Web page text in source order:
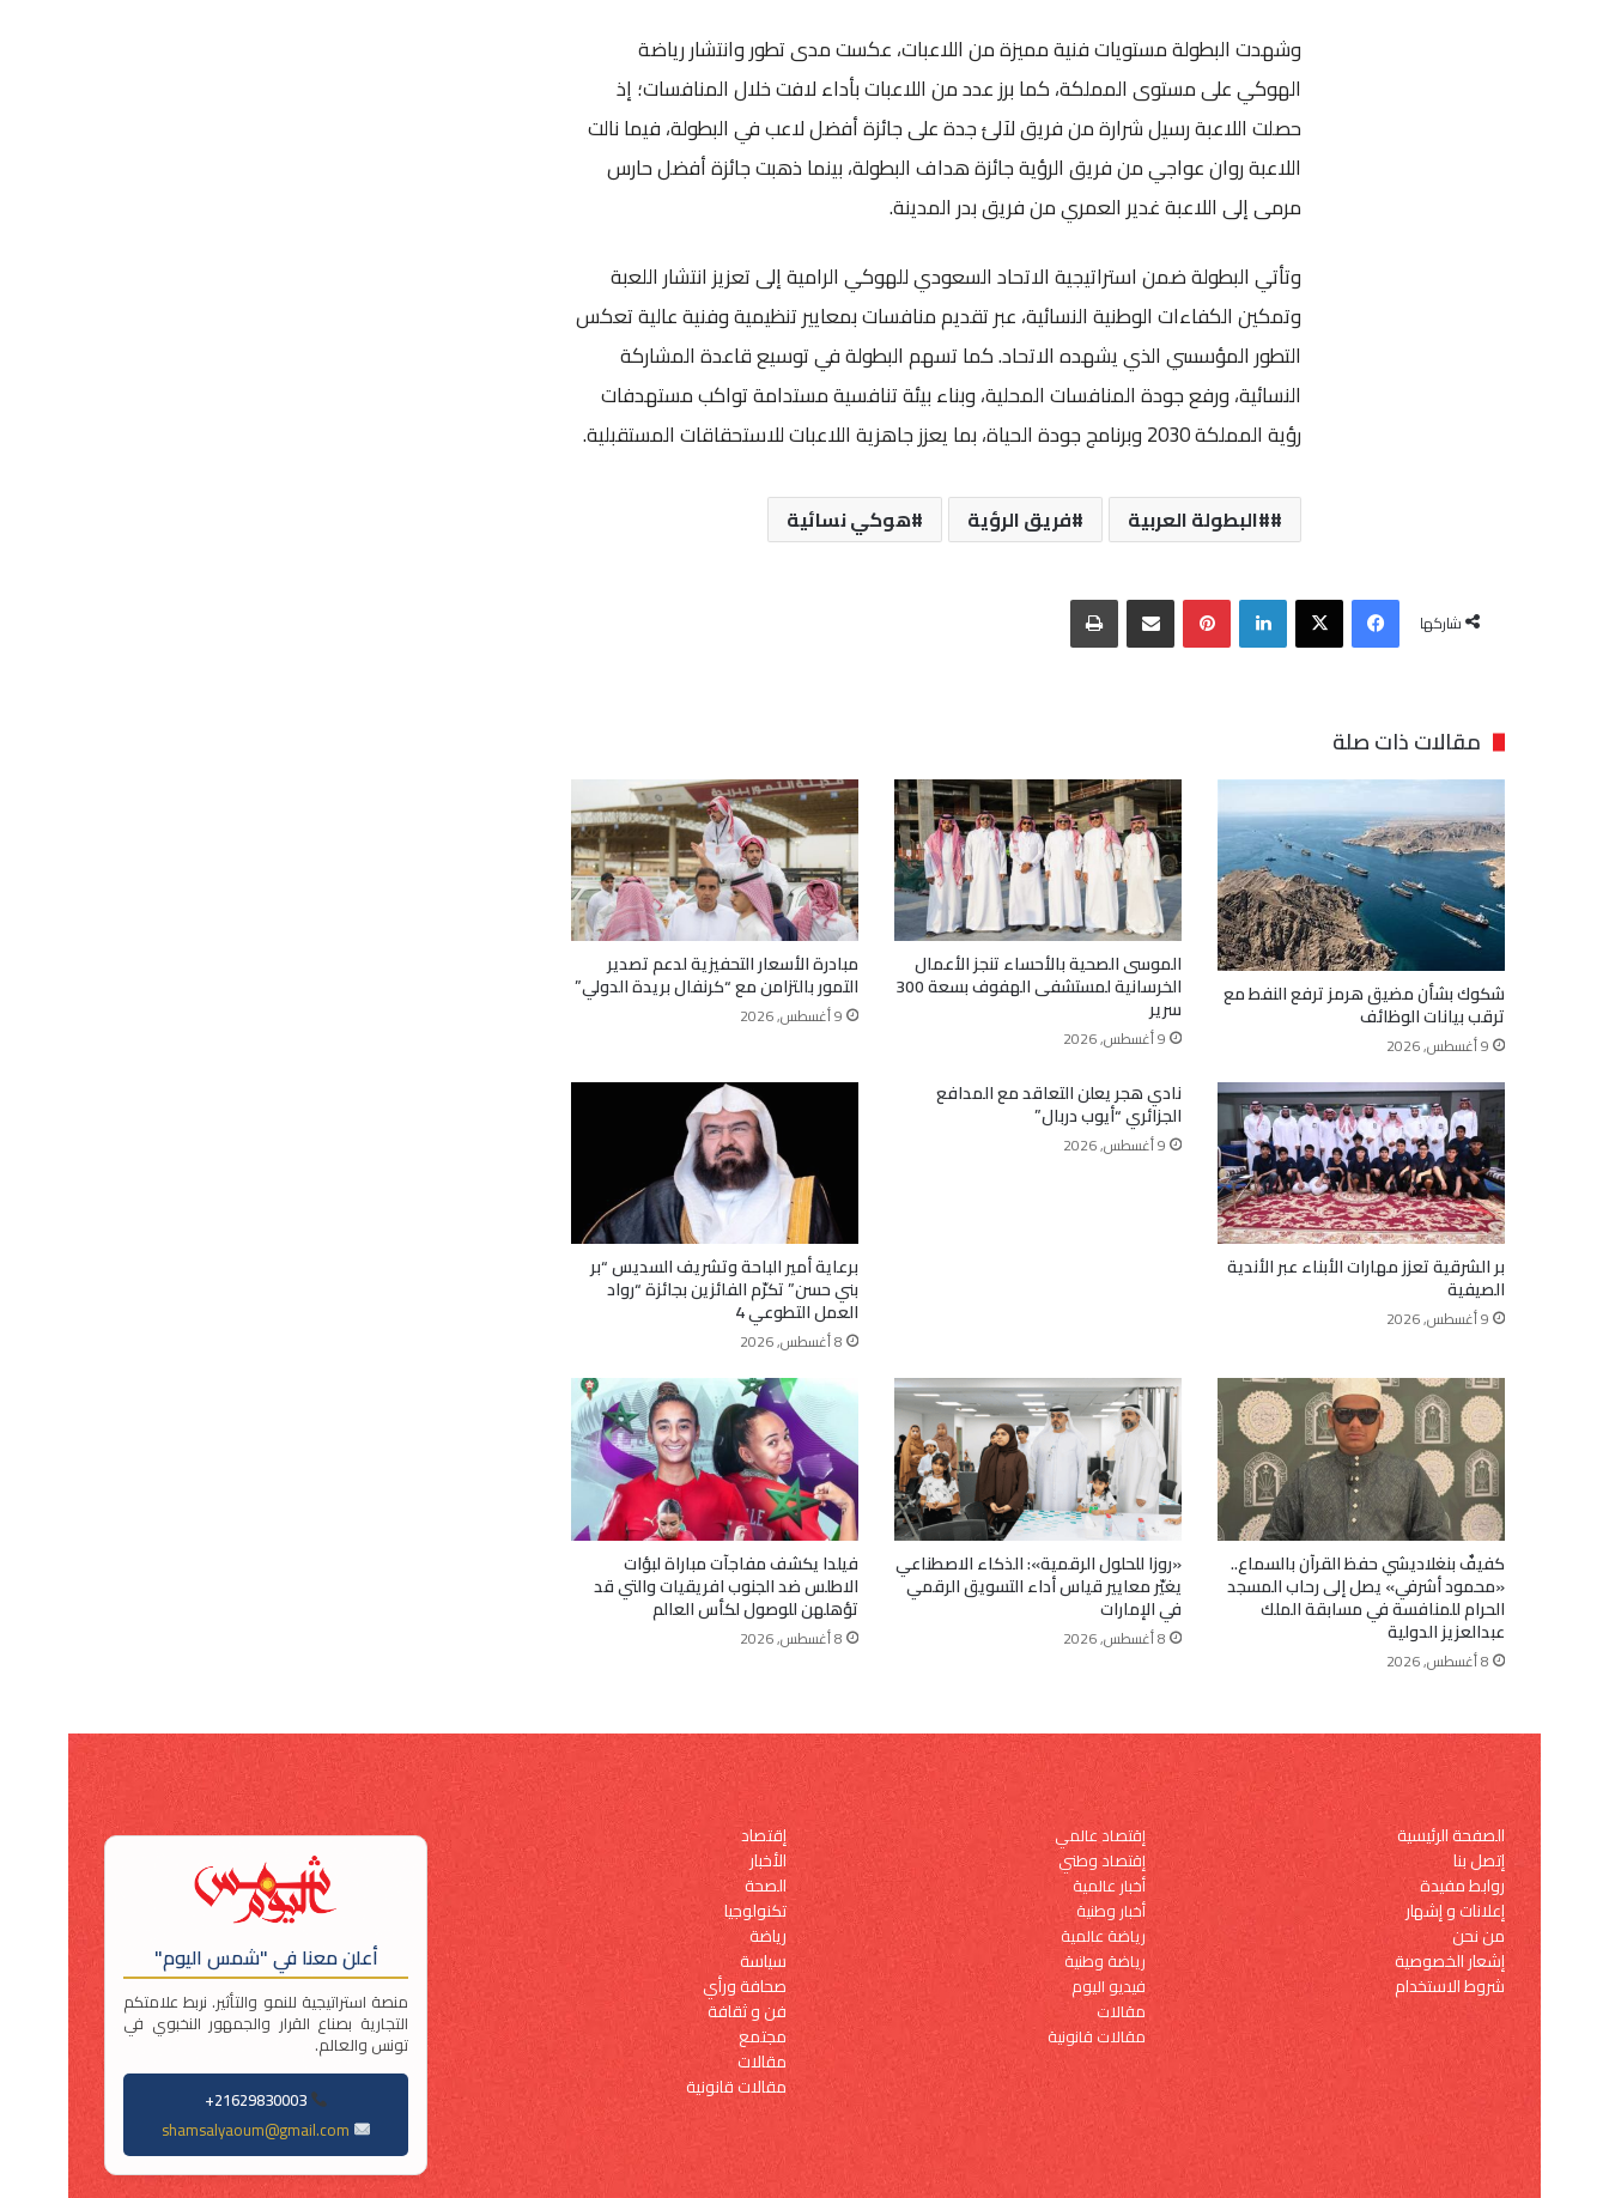
وشهدت البطولة مستويات فنية مميزة من اللاعبات، عكست مدى تطور وانتشار رياضة
الهوكي على مستوى المملكة، كما برز عدد من اللاعبات بأداء لافت خلال المنافسات؛ إذ
حصلت اللاعبة رسيل شرارة من فريق لآلئ جدة على جائزة أفضل لاعب في البطولة، فيما نالت
اللاعبة روان عواجي من فريق الرؤية جائزة هداف البطولة، بينما ذهبت جائزة أفضل حارس
مرمى إلى اللاعبة غدير العمري من فريق بدر المدينة.
وتأتي البطولة ضمن استراتيجية الاتحاد السعودي للهوكي الرامية إلى تعزيز انتشار اللعبة
وتمكين الكفاءات الوطنية النسائية، عبر تقديم منافسات بمعايير تنظيمية وفنية عالية تعكس
التطور المؤسسي الذي يشهده الاتحاد. كما تسهم البطولة في توسيع قاعدة المشاركة
النسائية، ورفع جودة المنافسات المحلية، وبناء بيئة تنافسية مستدامة تواكب مستهدفات
رؤية المملكة 2030 وبرنامج جودة الحياة، بما يعزز جاهزية اللاعبات للاستحقاقات المستقبلية.
#البطولة العربية فريق الرؤية هوكي نسائية
شاركها
فيسبوك‫X لينكدإن بينتيريستمشاركة عبر البريد طباعة
مقالات ذات صلة
شكوك بشأن مضيق هرمز ترفع النفط مع
ترقب بيانات الوظائف
9 أغسطس, 2026
الموسى الصحية بالأحساء تنجز الأعمال
الخرسانية لمستشفى الهفوف بسعة 300
سرير
9 أغسطس, 2026
مبادرة الأسعار التحفيزية لدعم تصدير
التمور بالتزامن مع “كرنفال بريدة الدولي”
9 أغسطس, 2026
بر الشرقية تعزز مهارات الأبناء عبر الأندية
الصيفية
9 أغسطس, 2026
نادي هجر يعلن التعاقد مع المدافع
الجزائري “أيوب دربال”
9 أغسطس, 2026
برعاية أمير الباحة وتشريف السديس “بر
بني حسن” تكرّم الفائزين بجائزة “رواد
العمل التطوعي 4
8 أغسطس, 2026
كفيفٌ بنغلاديشي حفظ القرآن بالسماع..
«محمود أشرفي» يصل إلى رحاب المسجد
الحرام للمنافسة في مسابقة الملك
عبدالعزيز الدولية
8 أغسطس, 2026
«روزا للحلول الرقمية»: الذكاء الاصطناعي
يغيّر معايير قياس أداء التسويق الرقمي
في الإمارات
8 أغسطس, 2026
فيلدا يكشف مفاجآت مباراة لبؤات
الاطلس ضد الجنوب افريقيات والتي قد
تؤهلهن للوصول لكأس العالم
8 أغسطس, 2026
الصفحة الرئيسية
إتصل بنا
روابط مفيدة
إعلانات و إشهار
من نحن
إشعار الخصوصية
شروط الاستخدام
إقتصاد عالمي
إقتصاد وطني
أخبار عالمية
أخبار وطنية
رياضة عالمية
رياضة وطنية
فيديو اليوم
مقالات
مقالات قانونية
إقتصاد
الأخبار
الصحة
تكنولوجيا
رياضة
سياسة
صحافة ورأي
فن و ثقافة
مجتمع
مقالات
مقالات قانونية
أعلن معنا في "شمس اليوم"
منصة استراتيجية للنمو والتأثير. نربط علامتكم
التجارية بصناع القرار والجمهور النخبوي في
تونس والعالم.
21629830003+
shamsalyaoum@gmail.com